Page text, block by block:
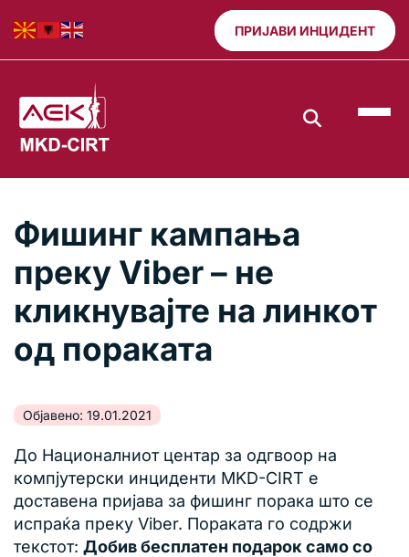
ПРИЈАВИ ИНЦИДЕНТ
Фишинг кампања
преку Viber – не
кликнувајте на линкот
од пораката
Објавено: 19.01.2021
До Националниот центар за одгвоор на
компјутерски инциденти MKD-CIRT е
доставена пријава за фишинг порака што се
испраќа преку Viber. Пораката го содржи
текстот: Добив бесплатен подарок само со